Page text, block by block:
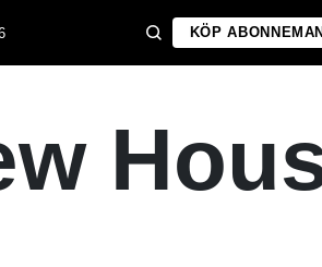
KÖP